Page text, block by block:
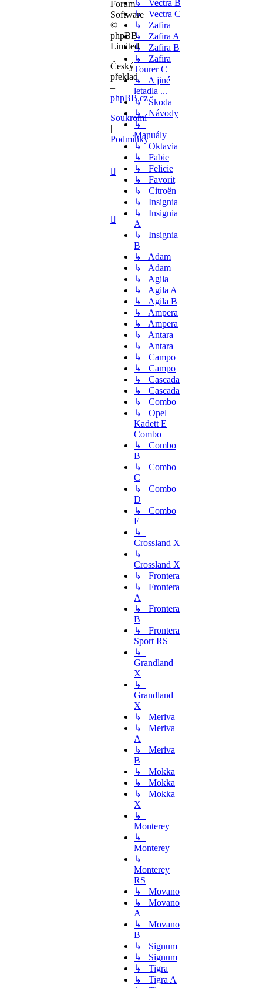
↳ Vectra B
↳ Vectra C
↳ Zafira
↳ Zafira A
↳ Zafira B
↳ Zafira
Tourer C
↳ A jiné
letadla ...
↳ Škoda
↳ Návody
↳
Manuály
↳ Oktavia
↳ Fabie
↳ Felicie
↳ Favorit
↳ Citroën
↳ Insignia
↳ Insignia
A
↳ Insignia
B
↳ Adam
↳ Adam
↳ Agila
↳ Agila A
↳ Agila B
↳ Ampera
↳ Ampera
↳ Antara
↳ Antara
↳ Campo
↳ Campo
↳ Cascada
↳ Cascada
↳ Combo
↳ Opel
Kadett E
Combo
↳ Combo
B
↳ Combo
C
↳ Combo
D
↳ Combo
E
↳
Crossland X
↳
Crossland X
↳ Frontera
↳ Frontera
A
↳ Frontera
B
↳ Frontera
Sport RS
↳
Grandland
X
↳
Grandland
X
↳ Meriva
↳ Meriva
A
↳ Meriva
B
↳ Mokka
↳ Mokka
↳ Mokka
X
↳
Monterey
↳
Monterey
↳
Monterey
RS
↳ Movano
↳ Movano
A
↳ Movano
B
↳ Signum
↳ Signum
↳ Tigra
↳ Tigra A
Forum
Software
©
phpBB
Limited
Český
překlad
–
phpBB.cz
Soukromí
|
Podmínky